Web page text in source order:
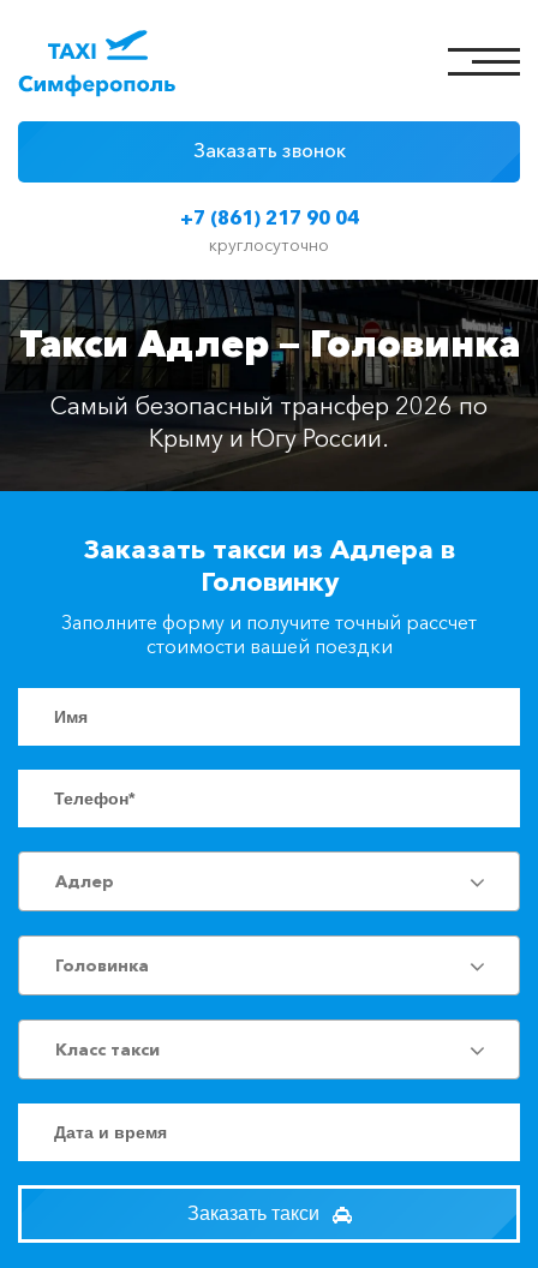
+7 (861) 217 90 04
круглосуточно
Заказать звонок
Цены на такси
Классы автомобилей
Отзывы
Контакты
+7(861)217-90-04
Заказать такси
Такси Адлер — Головинка
Самый безопасный трансфер 2026 по
Крыму и Югу России.
Заказать такси из Адлера в
Головинку
Заполните форму и получите точный рассчет
стоимости вашей поездки
Адлер
Головинка
Класс такси
Заказать такси